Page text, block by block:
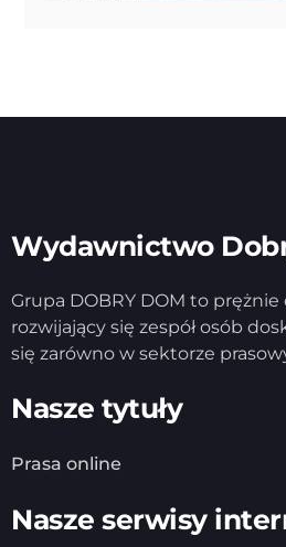
Wydawnictwo
Grupa DOBRY DOM to prężnie
rozwijający się zespół osób
się zarówno w sektorze
Nasze tytuły
Prasa online
Nasze serwisy